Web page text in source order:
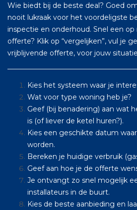
Wie biedt bij de beste deal? Goed
nooit lukraak voor het voordeligste
inspectie en onderhoud. Snel een
offerte? Klik op “vergelijken”, vul je
vrijblijvende offerte, voor jouw
Kies het systeem waar je
Wat voor type woning heb je?
Geef (bij benadering) aan wat
is (of liever de ketel huren?).
Kies een geschikte datum
worden.
Bereken je huidige verbruik
Geef aan hoe je de offerte
Je ontvangt zo snel mogelijk
installateurs in de buurt.
Kies de beste aanbieding en